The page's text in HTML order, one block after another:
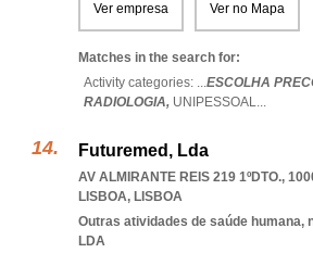
Ver empresa Ver no Mapa
Matches in the search for:
Activity categories: ...ESCOLHA
RADIOLOGIA, UNIPESSOAL...
Futuremed, Lda
AV ALMIRANTE REIS 219 1ºDTO.,
LISBOA, LISBOA
Outras atividades de saúde humana,
LDA